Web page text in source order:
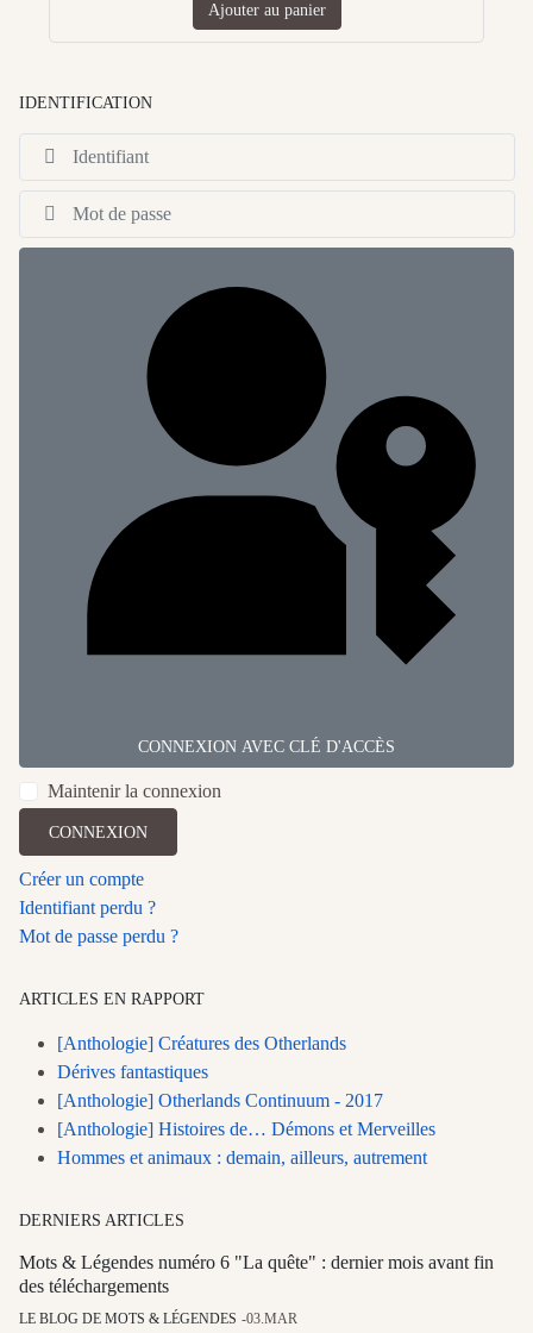
Ajouter au panier
IDENTIFICATION
CONNEXION AVEC CLÉ D'ACCÈS
Maintenir la connexion
CONNEXION
Créer un compte
Identifiant perdu ?
Mot de passe perdu ?
ARTICLES EN RAPPORT
[Anthologie] Créatures des Otherlands
Dérives fantastiques
[Anthologie] Otherlands Continuum - 2017
[Anthologie] Histoires de… Démons et Merveilles
Hommes et animaux : demain, ailleurs, autrement
DERNIERS ARTICLES
Mots & Légendes numéro 6 "La quête" : dernier mois avant fin
des téléchargements
LE BLOG DE MOTS & LÉGENDES 03.MAR